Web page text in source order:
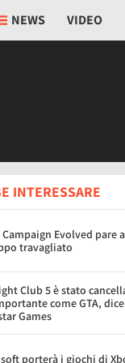
NEWS VIDEO
INTERESSARE
Campaign Evolved pare
travagliato
Club 5 è stato
come GTA,
Games
porterà i giochi di